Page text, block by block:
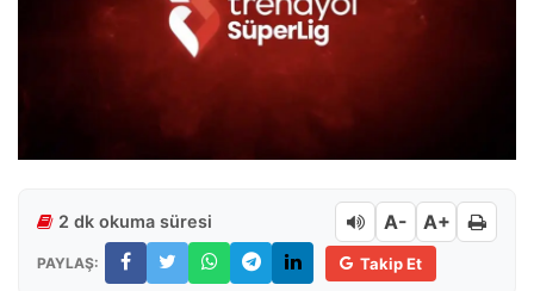
2 dk okuma süresi A- A+
PAYLAŞ: Takip Et